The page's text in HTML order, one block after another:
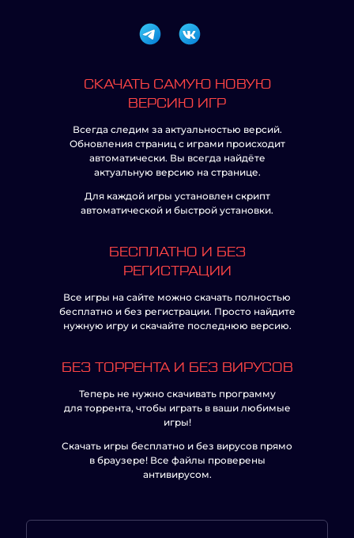
СКАЧАТЬ САМУЮ НОВУЮ
ВЕРСИЮ ИГР
Всегда следим за актуальностью версий.
Обновления страниц с играми происходит
автоматически. Вы всегда найдёте
актуальную версию на странице.
Для каждой игры установлен скрипт
автоматической и быстрой установки.
БЕСПЛАТНО И БЕЗ
РЕГИСТРАЦИИ
Все игры на сайте можно скачать полностью
бесплатно и без регистрации. Просто найдите
нужную игру и скачайте последнюю версию.
БЕЗ ТОРРЕНТА И БЕЗ ВИРУСОВ
Теперь не нужно скачивать программу
для торрента, чтобы играть в ваши любимые
игры!
Скачать игры бесплатно и без вирусов прямо
в браузере! Все файлы проверены
антивирусом.